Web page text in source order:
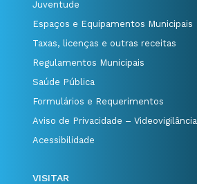
Juventude
Espaços e Equipamentos Municipais
Taxas, licenças e outras receitas
Regulamentos Municipais
Saúde Pública
Formulários e Requerimentos
Aviso de Privacidade – Videovigilância
Acessibilidade
VISITAR